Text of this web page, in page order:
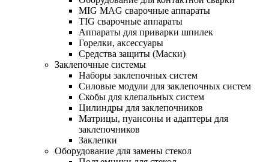
MIG MAG сварочные аппараты
TIG сварочные аппараты
Аппараты для приварки шпилек
Горелки, аксессуары
Средства защиты (Маски)
Заклепочные системы
Наборы заклепочных систем
Силовые модули для заклепочных систем
Скобы для клепальных систем
Цилиндры для заклепочников
Матрицы, пуансоны и адаптеры для
заклепочников
Заклепки
Оборудование для замены стекол